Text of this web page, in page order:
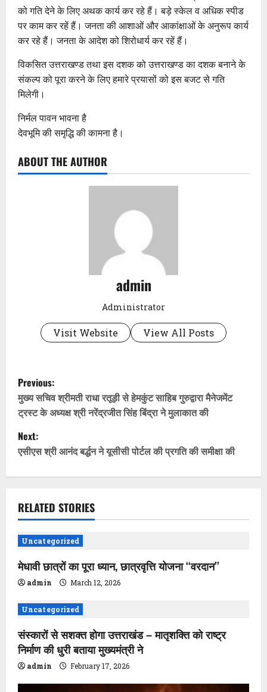
को गति देने के लिए अथक कार्य कर रहे हैं। बड़े स्केल व अधिक स्पीड
पर काम कर रहें हैं। जनता की आशाओं और आकांक्षाओं के अनुरूप कार्य
कर रहे हैं। जनता के आदेश को शिरोधार्य कर रहें हैं।
विकसित उत्तराखण्ड तथा इस दशक को उत्तराखण्ड का दशक बनाने के
संकल्प को पूरा करने के लिए हमारे प्रयासों को इस बजट से गति
मिलेगी।
निर्मल पावन भावना है
देवभूमि की समृद्धि की कामना है।
ABOUT THE AUTHOR
admin
Administrator
Visit Website View All Posts
P
o
s
t
n
a
v
i
g
a
t
i
o
Previous:
मुख्य सचिव श्रीमती राधा रतूड़ी से हेमकुंट साहिब गुरुद्वारा मैनेजमेंट
ट्रस्ट के अध्यक्ष श्री नरेंद्रजीत सिंह बिंद्रा ने मुलाकात की
Next:
एसीएस श्री आनंद बर्द्धन ने यूसीसी पोर्टल की प्रगति की समीक्षा की
RELATED STORIES
Uncategorized
मेधावी छात्रों का पूरा ध्यान, छात्रवृत्ति योजना ‘‘वरदान’’
admin March 12, 2026
Uncategorized
संस्कारों से सशक्त होगा उत्तराखंड – मातृशक्ति को राष्ट्र
निर्माण की धुरी बताया मुख्यमंत्री ने
admin February 17, 2026